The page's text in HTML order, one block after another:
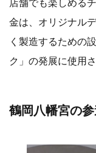
店舗でも楽しめる
金は、オリジナル
く製造するための
ク」の発展に使用さ
鶴岡八幡宮の